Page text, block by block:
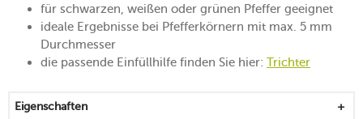
für schwarzen, weißen oder grünen Pfeffer geeignet
ideale Ergebnisse bei Pfefferkörnern mit max. 5 mm
Durchmesser
die passende Einfüllhilfe finden Sie hier: Trichter
Eigenschaften